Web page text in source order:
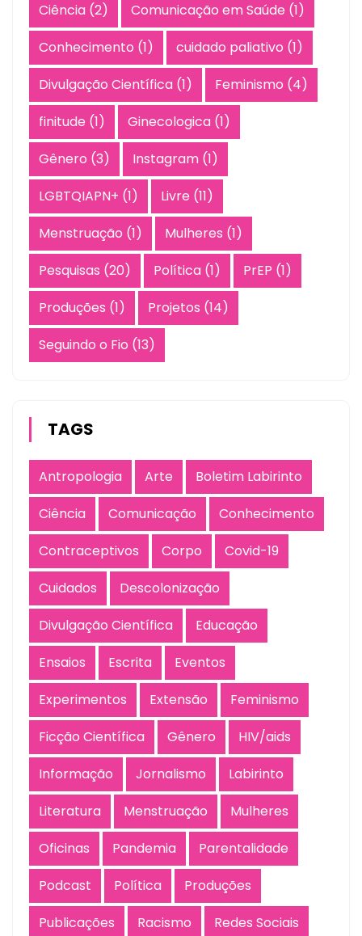
Ciência (2) Comunicação em Saúde (1)
Conhecimento (1) cuidado paliativo (1)
Divulgação Científica (1) Feminismo (4)
finitude (1) Ginecologica (1)
Gênero (3) Instagram (1)
LGBTQIAPN+ (1) Livre (11)
Menstruação (1) Mulheres (1)
Pesquisas (20) Política (1) PrEP (1)
Produções (1) Projetos (14)
Seguindo o Fio (13)
TAGS
Antropologia Arte
Boletim Labirinto
Ciência
Comunicação
Conhecimento
Contraceptivos
Corpo
Covid-19
Cuidados
Descolonização
Divulgação Científica
Educação
Ensaios
Escrita
Eventos
Experimentos
Extensão
Feminismo
Ficção Científica
Gênero
HIV/aids
Informação
Jornalismo
Labirinto
Literatura
Menstruação
Mulheres
Oficinas
Pandemia
Parentalidade
Podcast
Política
Produções
Publicações
Racismo
Redes Sociais